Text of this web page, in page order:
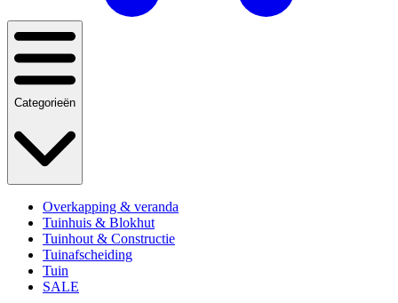
Categorieën
Overkapping & veranda
Tuinhuis & Blokhut
Tuinhout & Constructie
Tuinafscheiding
Tuin
SALE